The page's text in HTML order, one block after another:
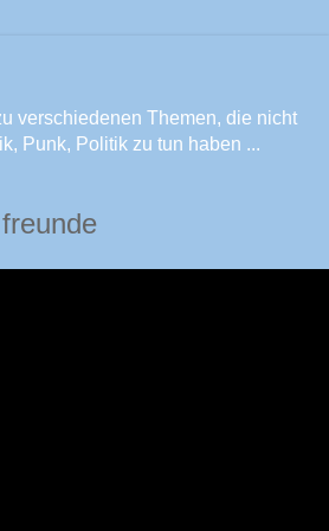
verschiedenen Themen, die nicht
Punk, Politik zu tun haben ...